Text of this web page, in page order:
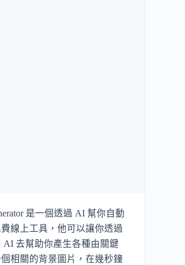
是一個透過 AI 幫你自動
線上工具，他可以讓你透過
AI 去幫助你產生各種由關鍵
相關的背景圖片，在幾秒鐘